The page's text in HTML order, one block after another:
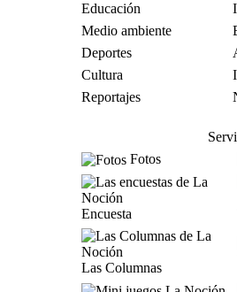
Educación
Medio ambiente
Deportes
Cultura
Reportajes
Fotos
Encuesta
Las Columnas